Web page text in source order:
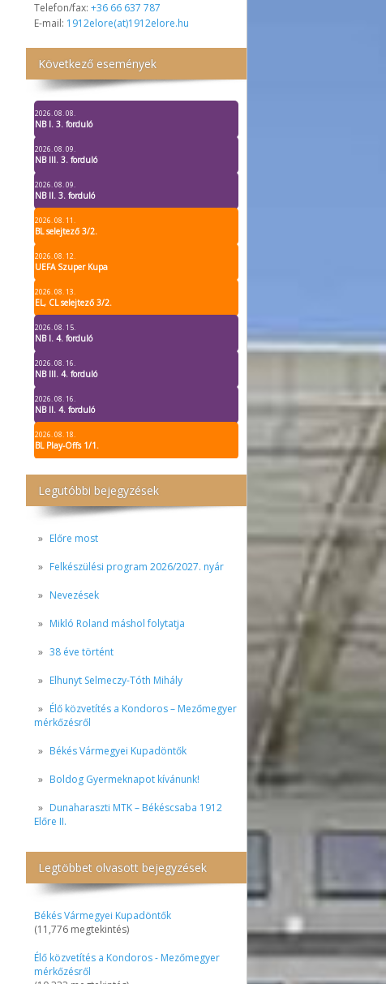
Telefon/fax: +36 66 637 787
E-mail: 1912elore(at)1912elore.hu
Következő események
2026. 08. 08.
NB I. 3. forduló
2026. 08. 09.
NB III. 3. forduló
2026. 08. 09.
NB II. 3. forduló
2026. 08. 11.
BL selejtező 3/2.
2026. 08. 12.
UEFA Szuper Kupa
2026. 08. 13.
EL, CL selejtező 3/2.
2026. 08. 15.
NB I. 4. forduló
2026. 08. 16.
NB III. 4. forduló
2026. 08. 16.
NB II. 4. forduló
2026. 08. 18.
BL Play-Offs 1/1.
Legutóbbi bejegyzések
Előre most
Felkészülési program 2026/2027. nyár
Nevezések
Mikló Roland máshol folytatja
38 éve történt
Elhunyt Selmeczy-Tóth Mihály
Élő közvetítés a Kondoros – Mezőmegyer
mérkőzésről
Békés Vármegyei Kupadöntők
Boldog Gyermeknapot kívánunk!
Dunaharaszti MTK – Békéscsaba 1912
Előre II.
Legtöbbet olvasott bejegyzések
Békés Vármegyei Kupadöntők
(11,776 megtekintés)
Élő közvetítés a Kondoros - Mezőmegyer
mérkőzésről